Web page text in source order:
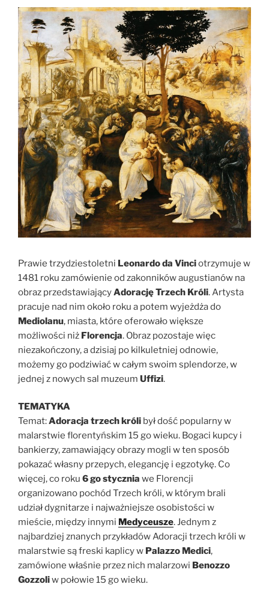
Prawie trzydziestoletni Leonardo da Vinciotrzymuje w
1481 roku zamówienie od zakonników augustianów na
obraz przedstawiającyAdorację Trzech Króli. Artysta
pracuje nad nim około roku a potem wyjeżdża do
Mediolanu, miasta, które oferowało większe
możliwości niż Florencja. Obraz pozostaje więc
niezakończony, a dzisiaj po kilkuletniej odnowie,
możemy go podziwiać w całym swoim splendorze, w
jednej z nowych sal muzeum Uffizi.
TEMATYKA
Temat:Adoracja trzech króli był dość popularny w
malarstwie florentyńskim 15 go wieku. Bogaci kupcy i
bankierzy, zamawiający obrazy mogli w ten sposób
pokazać własny przepych, elegancję i egzotykę. Co
więcej, co roku 6 go stycznia we Florencji
organizowano pochód Trzech króli, w którym brali
udział dygnitarze i najważniejsze osobistości w
mieście, między innymi Medyceusze. Jednym z
najbardziej znanych przykładów Adoracji trzech króli w
malarstwie są freski kaplicy w Palazzo Medici,
zamówione właśnie przez nich malarzowi Benozzo
Gozzoliw połowie 15 go wieku.